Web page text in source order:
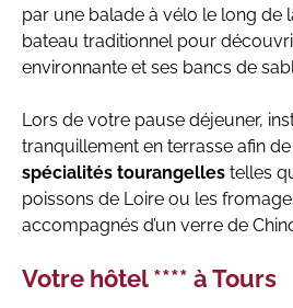
par une balade à vélo le long de
bateau traditionnel pour
environnante et ses bancs de
Lors de votre pause déjeuner,
tranquillement en terrasse afin
spécialités tourangelles telles
poissons de Loire ou les
accompagnés d’un verre de
Votre hôtel **** à Tours